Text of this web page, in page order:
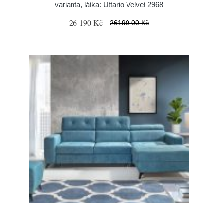
varianta, látka: Uttario Velvet 2968
26 190 Kč 26190.00 Kč